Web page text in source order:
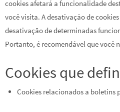
cookies afetará a funcionalidade
você visita. A desativação de
desativação de determinadas
Portanto, é recomendável que você
Cookies que
Cookies relacionados a boletins